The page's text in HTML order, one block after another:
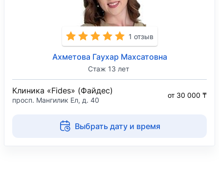
1 отзыв
Ахметова Гаухар Махсатовна
Стаж 13 лет
Клиника «Fides» (Файдес)
​просп. Мангилик Ел, д. 40
от 30 000 ₸
Выбрать дату и время